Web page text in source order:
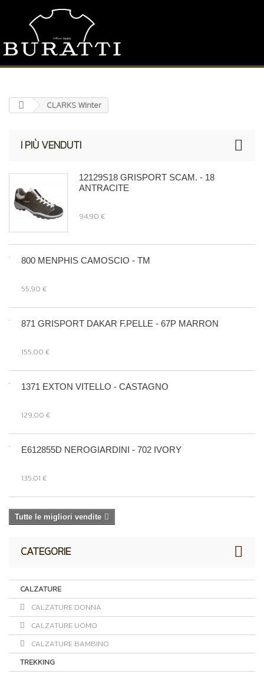
CLARKS Winter
I PIÙ VENDUTI
12129S18 GRISPORT SCAM. - 18
ANTRACITE
94,90 €
800 MENPHIS CAMOSCIO - TM
55,90 €
871 GRISPORT DAKAR F.PELLE - 67P MARRON
155,00 €
1371 EXTON VITELLO - CASTAGNO
129,00 €
E612855D NEROGIARDINI - 702 IVORY
135,01 €
Tutte le migliori vendite
CATEGORIE
CALZATURE
CALZATURE DONNA
CALZATURE UOMO
CALZATURE BAMBINO
TREKKING